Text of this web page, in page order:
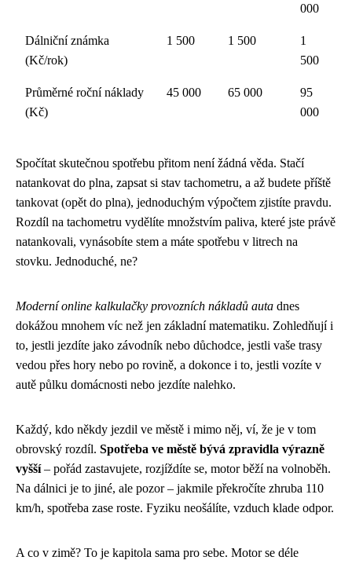
000
Dálniční známka
(Kč/rok)
1 500 1 500
1
500
Průměrné roční náklady
(Kč)
45 000 65 000
95
000
Spočítat skutečnou spotřebu přitom není žádná věda. Stačí
natankovat do plna, zapsat si stav tachometru, a až budete příště
tankovat (opět do plna), jednoduchým výpočtem zjistíte pravdu.
Rozdíl na tachometru vydělíte množstvím paliva, které jste právě
natankovali, vynásobíte stem a máte spotřebu v litrech na
stovku. Jednoduché, ne?
Moderní online kalkulačky provozních nákladů auta dnes
dokážou mnohem víc než jen základní matematiku. Zohledňují i
to, jestli jezdíte jako závodník nebo důchodce, jestli vaše trasy
vedou přes hory nebo po rovině, a dokonce i to, jestli vozíte v
autě půlku domácnosti nebo jezdíte nalehko.
Každý, kdo někdy jezdil ve městě i mimo něj, ví, že je v tom
obrovský rozdíl. Spotřeba ve městě bývá zpravidla výrazně
vyšší– pořád zastavujete, rozjíždíte se, motor běží na volnoběh.
Na dálnici je to jiné, ale pozor – jakmile překročíte zhruba 110
km/h, spotřeba zase roste. Fyziku neošálíte, vzduch klade odpor.
A co v zimě? To je kapitola sama pro sebe. Motor se déle